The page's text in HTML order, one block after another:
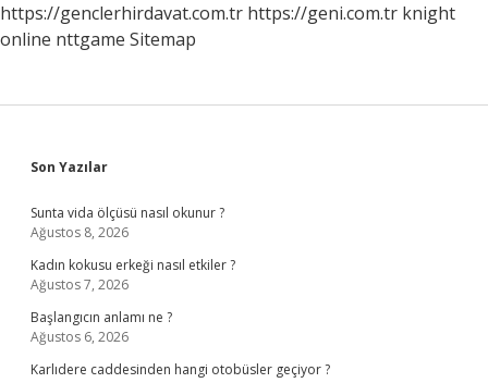
https://genclerhirdavat.com.tr https://geni.com.tr knight
online nttgame Sitemap
Sidebar
Son Yazılar
Sunta vida ölçüsü nasıl okunur ?
Ağustos 8, 2026
Kadın kokusu erkeği nasıl etkiler ?
Ağustos 7, 2026
Başlangıcın anlamı ne ?
Ağustos 6, 2026
Karlıdere caddesinden hangi otobüsler geçiyor ?